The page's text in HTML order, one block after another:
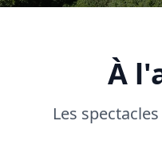
À
Les